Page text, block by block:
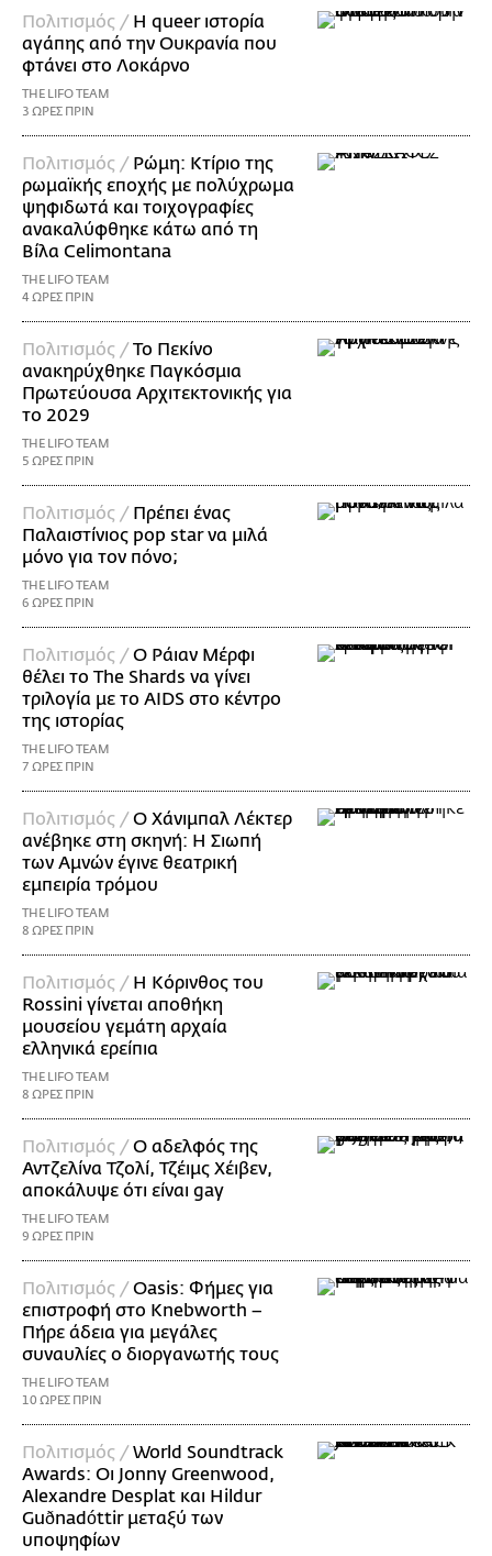
Πολιτισμός / Η queer ιστορία
αγάπης από την Ουκρανία που
φτάνει στο Λοκάρνο
THE LIFO TEAM
3 ΩΡΕΣ ΠΡΙΝ
Πολιτισμός / Ρώμη: Κτίριο της
ρωμαϊκής εποχής με πολύχρωμα
ψηφιδωτά και τοιχογραφίες
ανακαλύφθηκε κάτω από τη
Βίλα Celimontana
THE LIFO TEAM
4 ΩΡΕΣ ΠΡΙΝ
Πολιτισμός /Το Πεκίνο
ανακηρύχθηκε Παγκόσμια
Πρωτεύουσα Αρχιτεκτονικής για
το 2029
THE LIFO TEAM
5 ΩΡΕΣ ΠΡΙΝ
Πολιτισμός / Πρέπει ένας
Παλαιστίνιος pop star να μιλά
μόνο για τον πόνο;
THE LIFO TEAM
6 ΩΡΕΣ ΠΡΙΝ
Πολιτισμός /Ο Ράιαν Μέρφι
θέλει το The Shards να γίνει
τριλογία με το AIDS στο κέντρο
της ιστορίας
THE LIFO TEAM
7 ΩΡΕΣ ΠΡΙΝ
Πολιτισμός /Ο Χάνιμπαλ Λέκτερ
ανέβηκε στη σκηνή: Η Σιωπή
των Αμνών έγινε θεατρική
εμπειρία τρόμου
THE LIFO TEAM
8 ΩΡΕΣ ΠΡΙΝ
Πολιτισμός / Η Κόρινθος του
Rossini γίνεται αποθήκη
μουσείου γεμάτη αρχαία
ελληνικά ερείπια
THE LIFO TEAM
8 ΩΡΕΣ ΠΡΙΝ
Πολιτισμός /Ο αδελφός της
Αντζελίνα Τζολί, Τζέιμς Χέιβεν,
αποκάλυψε ότι είναι gay
THE LIFO TEAM
9 ΩΡΕΣ ΠΡΙΝ
Πολιτισμός /Oasis: Φήμες για
επιστροφή στο Knebworth –
Πήρε άδεια για μεγάλες
συναυλίες ο διοργανωτής τους
THE LIFO TEAM
10 ΩΡΕΣ ΠΡΙΝ
Πολιτισμός /World Soundtrack
Awards: Οι Jonny Greenwood,
Alexandre Desplat και Hildur
Guðnadóttir μεταξύ των
υποψηφίων